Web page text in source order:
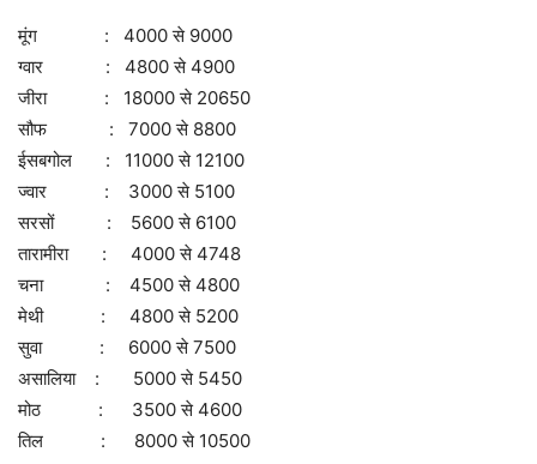
मूंग : 4000 से 9000
ग्वार : 4800 से 4900
जीरा : 18000 से 20650
सौफ : 7000 से 8800
ईसबगोल : 11000 से 12100
ज्वार : 3000 से 5100
सरसों : 5600 से 6100
तारामीरा : 4000 से 4748
चना : 4500 से 4800
मेथी : 4800 से 5200
सुवा : 6000 से 7500
असालिया : 5000 से 5450
मोठ : 3500 से 4600
तिल : 8000 से 10500